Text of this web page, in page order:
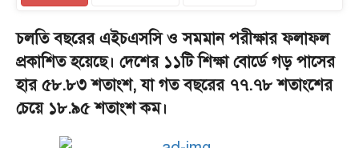
চলতি বছরের এইচএসসি ও সমমান পরীক্ষার ফলাফল
প্রকাশিত হয়েছে। দেশের ১১টি শিক্ষা বোর্ডে গড় পাসের
হার ৫৮.৮৩ শতাংশ, যা গত বছরের ৭৭.৭৮ শতাংশের
চেয়ে ১৮.৯৫ শতাংশ কম।